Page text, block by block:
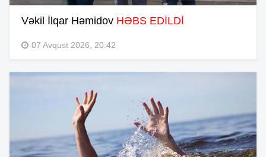
Vəkil İlqar Həmidov HƏBS EDİLDİ
07 Avqust 2026, 20:42